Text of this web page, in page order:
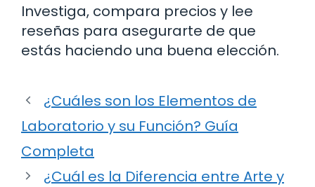
Investiga, compara precios y lee
reseñas para asegurarte de que
estás haciendo una buena elección.
¿Cuáles son los Elementos de
Laboratorio y su Función? Guía
Completa
¿Cuál es la Diferencia entre Arte y